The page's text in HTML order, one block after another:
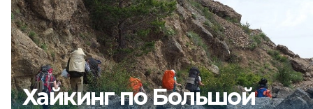
Хайкинг по Большой